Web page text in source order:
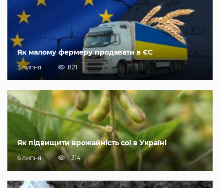
Як малому фермеру продавати в ЄС
3 липня 821
Як підвищити врожайність сої в Україні
6 липня 1 314